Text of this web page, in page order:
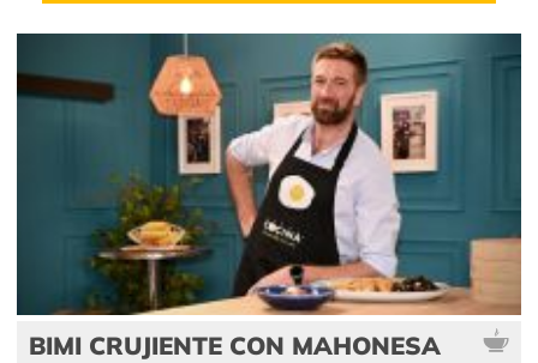
BIMI CRUJIENTE CON MAHONESA